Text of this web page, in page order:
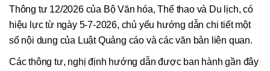
Thông tư 12/2026 của Bộ Văn hóa, Thể thao và Du lịch, có
hiệu lực từ ngày 5-7-2026, chủ yếu hướng dẫn chi tiết một
số nội dung của Luật Quảng cáo và các văn bản liên quan.
Các thông tư, nghị định hướng dẫn được ban hành gần đây